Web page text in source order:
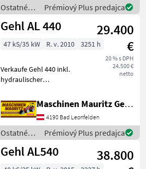
geringes Transportg
Ostatné
poľnohospodárske
silové
Gehl
Prémiový Plus predajca
Gehl AL 440
29.400
€
20 % s DPH
24.500 €
netto
47 kS/35 kW R. v. 2010 3251 h
Verkaufe Gehl 440 inkl.
hydraulischer
Zylinder Yanmar Motor
ohne Partikelfilter, inkl.
Schaufel und
Palettengabel, Breitreifen,
Schnellgang,
Maschinen Mauritz GesmbH
4190 Bad Leonfelden
Ostatné
poľnohospodárske
silové
Prémiový Plus predajca
Gehl AL540
38.800